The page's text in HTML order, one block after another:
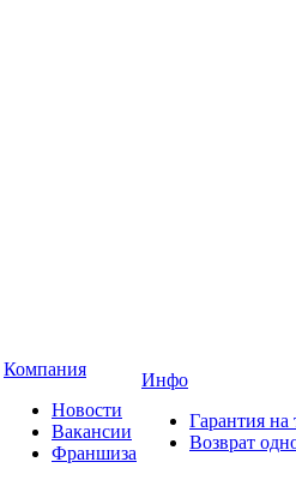
Компания
Новости
Вакансии
Франшиза
Инфо
Гарантия на
Возврат